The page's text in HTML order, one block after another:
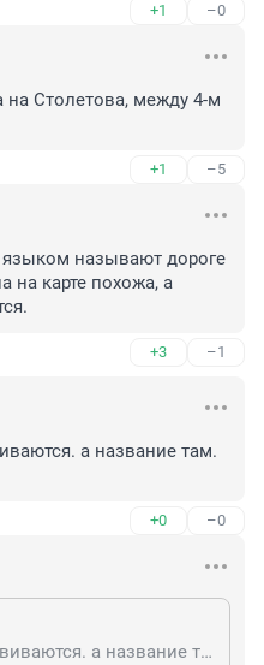
+1 –0
на Столетова, между 4-м
+1 –5
называют дороге
на карте похожа, а
+3 –1
а название там.
+0 –0
Гость, Так все дороги извиваются. а название там. пачиму?